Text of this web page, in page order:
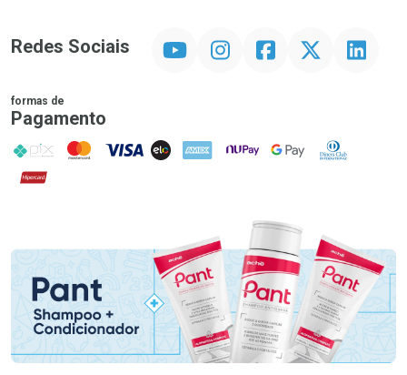
Redes Sociais InstagramFacebookTwitter Linkedin
formas de
Pagamento
PIX MasterCard
VISA ELO AMEX NuPay Google PayDiners Club
Hipercard
Promoção em Destaque